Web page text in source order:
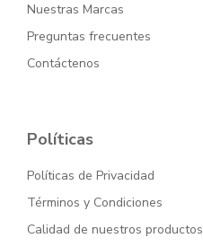
Nuestras Marcas
Preguntas frecuentes
Contáctenos
Políticas
Políticas de Privacidad
Términos y Condiciones
Calidad de nuestros productos